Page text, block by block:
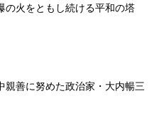
火をともし続ける平和の塔
善に努めた政治家・大内暢三